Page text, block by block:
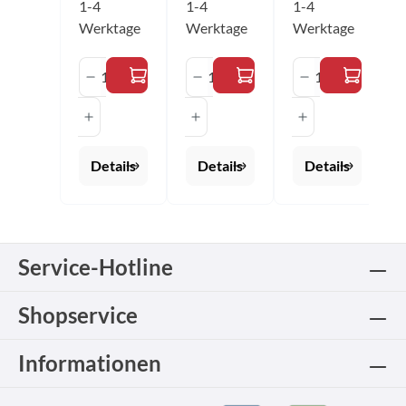
schwarz
Größen:
1-4
Werktage
Produkt Anzahl: Gib den
Details
1-4
Werktage
Produkt Anzahl: Gib
Details
1-4
Werktage
Produkt
Details
Service-Hotline
Shopservice
Informationen